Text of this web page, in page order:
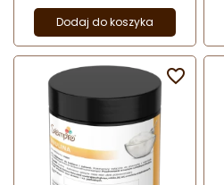
Dodaj do koszyka
